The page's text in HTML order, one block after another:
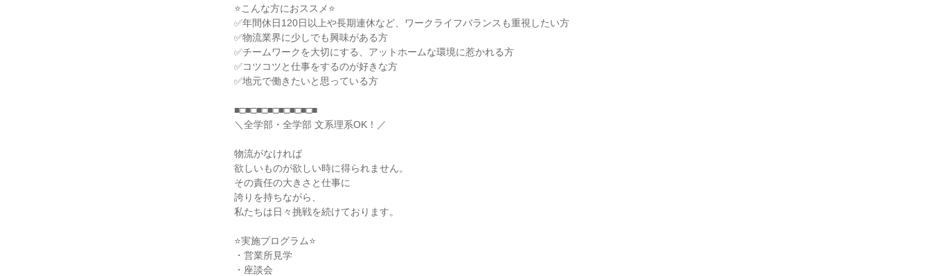
⭐こんな方におススメ⭐
✅年間休日120日以上や長期連休など、ワークライフバランスも重視したい方
✅物流業界に少しでも興味がある方
✅チームワークを大切にする、アットホームな環境に惹かれる方
✅コツコツと仕事をするのが好きな方
✅地元で働きたいと思っている方
■□■□■□■□■□■□■□■
＼全学部・全学部 文系理系OK！／
物流がなければ
欲しいものが欲しい時に得られません。
その責任の大きさと仕事に
誇りを持ちながら、
私たちは日々挑戦を続けております。
⭐実施プログラム⭐
・営業所見学
・座談会